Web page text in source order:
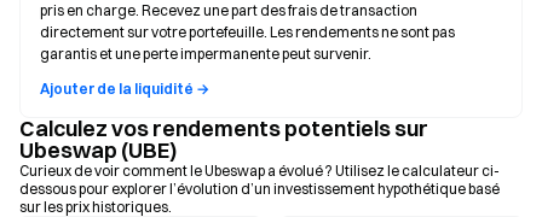
pris en charge. Recevez une part des frais de transaction
directement sur votre portefeuille. Les rendements ne sont pas
garantis et une perte impermanente peut survenir.
Ajouter de la liquidité →
Calculez vos rendements potentiels sur
Ubeswap (UBE)
Curieux de voir comment le Ubeswap a évolué ? Utilisez le calculateur ci-
dessous pour explorer l’évolution d’un investissement hypothétique basé
sur les prix historiques.